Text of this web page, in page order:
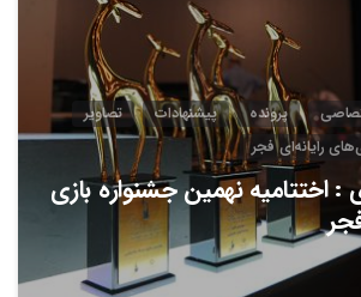
پرونده پیشنهادات
تصاویر
رایانه‌ای فجر
اختتامیه نهمین جشنواره بازی